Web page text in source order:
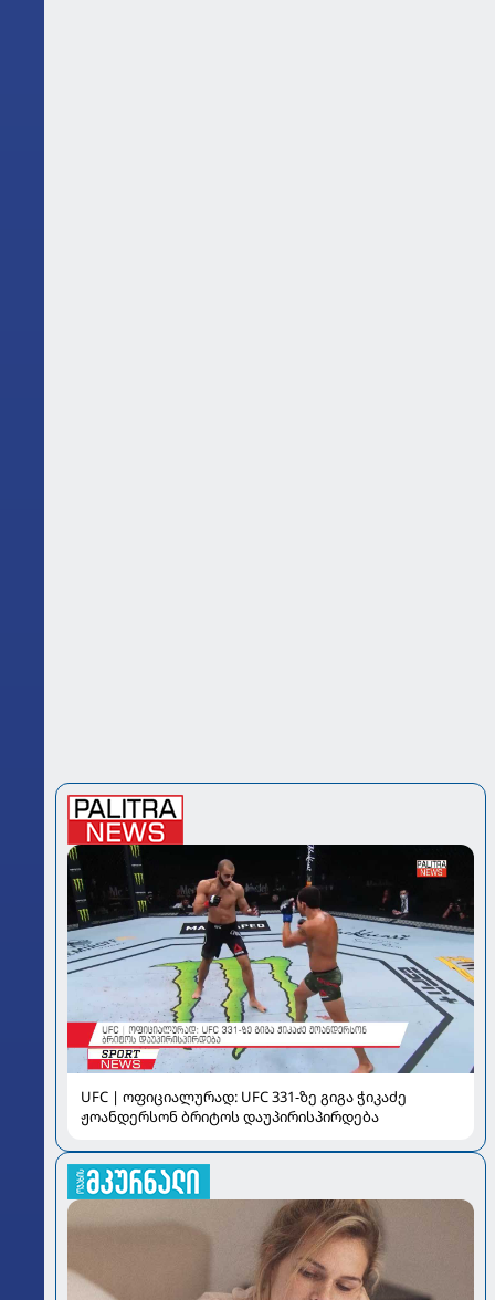
UFC | ოფიციალურად: UFC 331-ზე გიგა ჭიკაძე
ჟოანდერსონ ბრიტოს დაუპირისპირდება